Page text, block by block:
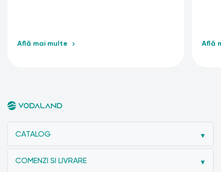
Află mai multe Află
CATALOG
COMENZI SI LIVRARE